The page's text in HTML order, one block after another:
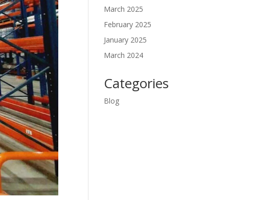
March 2025
February 2025
January 2025
March 2024
Categories
Blog